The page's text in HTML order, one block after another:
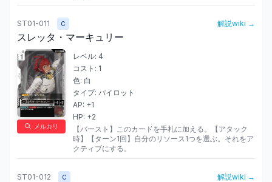
ST01-011 C 解説wiki →
スレッタ・マーキュリー
メルカリ
レベル: 4
コスト: 1
色: 白
タイプ: パイロット
AP: +1
HP: +2
【バースト】このカードを手札に加える。【アタック
時】【ターン1回】自分のリソース1つを選ぶ。それをア
クティブにする。
ST01-012 C 解説wiki →